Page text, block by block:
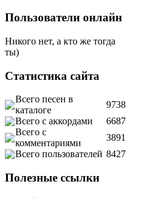
Пользователи онлайн
Никого нет, а кто же тогда
ты)
Статистика сайта
Всего песен в
каталоге
9738
Всего с аккордами
6687
Всего с
комментариями
3891
Всего пользователей 8427
Полезные ссылки